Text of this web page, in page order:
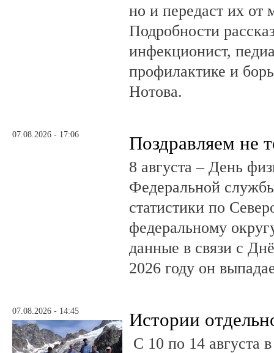
но и передаст их от
Подробности
инфекционист,
профилактике и
Нотова.
07.08.2026 - 17:06 Поздравляем не
8 августа – День
Федеральной
статистики по
федеральному
данные в связи с
2026 году он
07.08.2026 - 14:45 Истории
С 10 по 14 августа